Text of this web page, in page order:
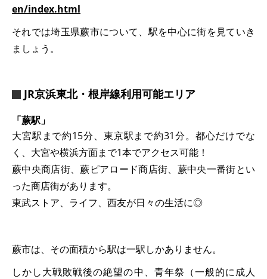
en/index.html
それでは埼玉県蕨市について、駅を中心に街を見ていき
ましょう。
JR京浜東北・根岸線利用可能エリア
「蕨駅」
大宮駅まで約15分、東京駅まで約31分。都心だけでな
く、大宮や横浜方面まで1本でアクセス可能！
蕨中央商店街、蕨ピアロード商店街、蕨中央一番街とい
った商店街があります。
東武ストア、ライフ、西友が日々の生活に◎
蕨市は、その面積から駅は一駅しかありません。
しかし大戦敗戦後の絶望の中、青年祭（一般的に成人